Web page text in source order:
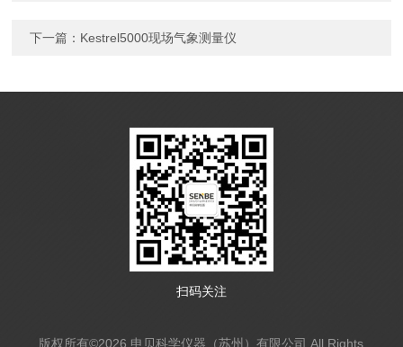
下一篇： Kestrel5000现场气象测量仪
扫码关注
版权所有©2026 申贝科学仪器（苏州）有限公司 All Rights